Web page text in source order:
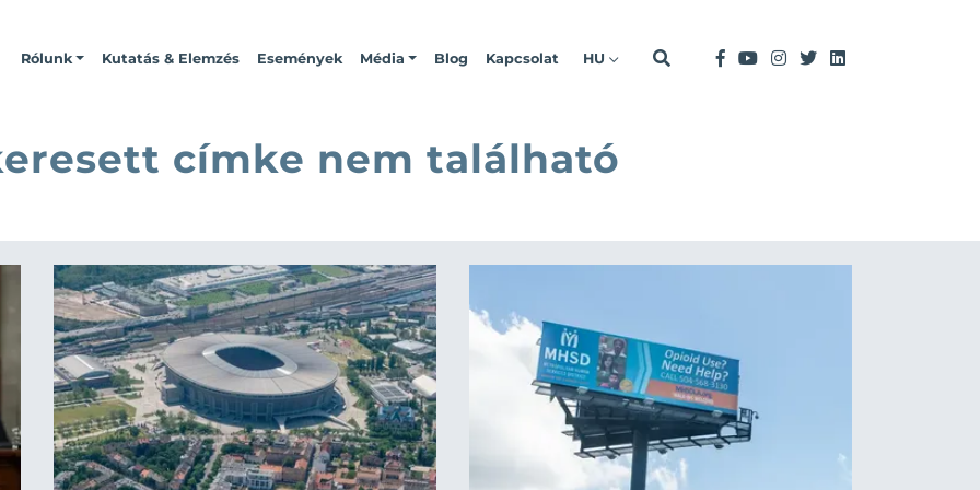
Rólunk Kutatás & Elemzés Események Média Blog Kapcsolat HU
címke nem található